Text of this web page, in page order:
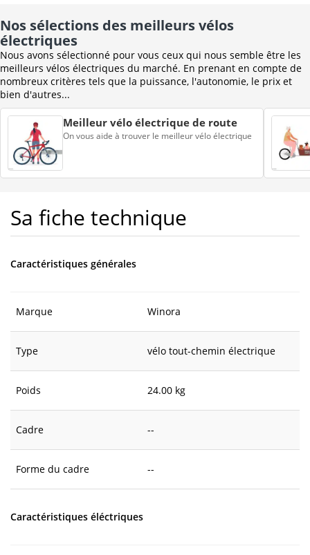
Nos sélections des meilleurs vélos
électriques
Nous avons sélectionné pour vous ceux qui nous semble être les
meilleurs vélos électriques du marché. En prenant en compte de
nombreux critères tels que la puissance, l'autonomie, le prix et
bien d'autres...
Meilleur vélo électrique de route
On vous aide à trouver le meilleur vélo électrique
Sa fiche technique
Caractéristiques générales
Marque Winora
Type vélo tout-chemin électrique
Poids 24.00 kg
Cadre --
Forme du cadre --
Caractéristiques éléctriques